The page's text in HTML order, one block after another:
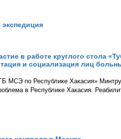
экспедиция
в работе круглого стола
и социализация лиц
МСЭ по Республике Хакасия»
в Республике Хакасия.